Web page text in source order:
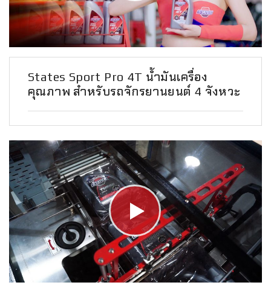
States Sport Pro 4T น้ำมันเครื่อง
คุณภาพ สำหรับรถจักรยานยนต์ 4 จังหวะ